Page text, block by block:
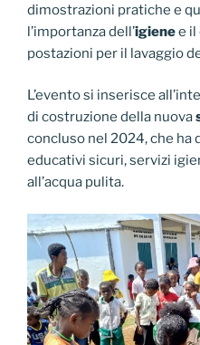
dimostrazioni pratiche e
l’importanza dell’igienee il
postazioni per il lavaggio
L’evento si inserisce
di costruzione della nuova
concluso nel 2024, che ha
educativi sicuri, servizi
all’acqua pulita.